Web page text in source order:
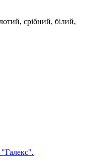
срібний, білий,